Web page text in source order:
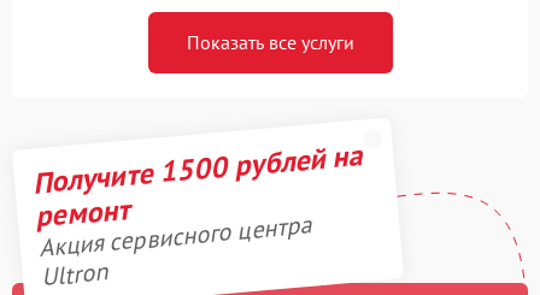
Показать все услуги
Получите 1500 рублей на
ремонт
Акция сервисного центра
Ultron